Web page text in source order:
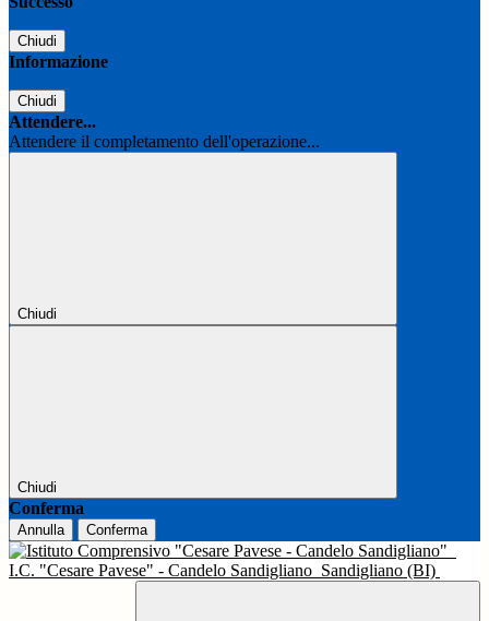
Chiudi
Informazione
Chiudi
Attendere...
Attendere il completamento dell'operazione...
Chiudi
Chiudi
Conferma
Annulla Conferma
I.C. "Cesare Pavese" - Candelo Sandigliano Sandigliano (BI)